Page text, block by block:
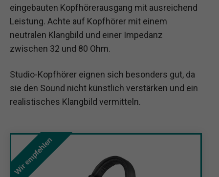
eingebauten Kopfhörerausgang mit ausreichend
Leistung. Achte auf Kopfhörer mit einem
neutralen Klangbild und einer Impedanz
zwischen 32 und 80 Ohm.
Studio-Kopfhörer eignen sich besonders gut, da
sie den Sound nicht künstlich verstärken und ein
realistisches Klangbild vermitteln.
Wir empfehlen